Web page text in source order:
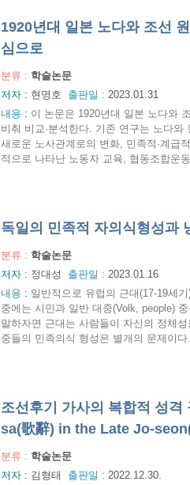
1920년대 일본 노다와 조선
심으로
분류 : 학술논문
저자 : 현명호 출판일 : 2023.01.31
내용 : 이 논문은 1920년대 일본 노다와
비춰 비교·분석한다. 기존 연구는 노다
새로운 노사관계로의 변화, 민족적·계급
적으로 나타난 노동자 교육, 협동조합운
독일의 민족적 자의식형성과
분류 : 학술논문
저자 : 정대성 출판일 : 2023.01.16
내용 : 일반적으로 유럽의 근대(17-19세
중에는 시민과 일반 대중(Volk, people)
말하자면 근대는 사람들이 자신의 정체
중들의 민족의식 형성은 별개의 문제이
조선후기 가사의 복합적 성
sa(歌辭) in the Late Jo-
분류 : 학술논문
저자 : 김형태 출판일 : 2022.12.30.